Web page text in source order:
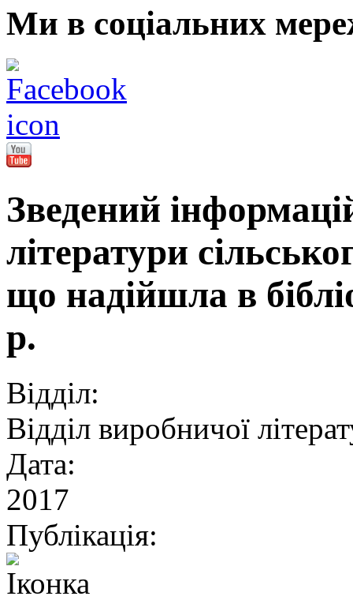
Ми в соціальних
Зведений
літератури
що надійшла в
р.
Відділ:
Відділ виробничої
Дата:
2017
Публікація: